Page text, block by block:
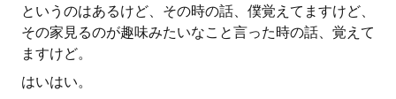
というのはあるけど、その時の話、僕覚えてますけど、
その家見るのが趣味みたいなこと言った時の話、覚えて
ますけど。
はいはい。